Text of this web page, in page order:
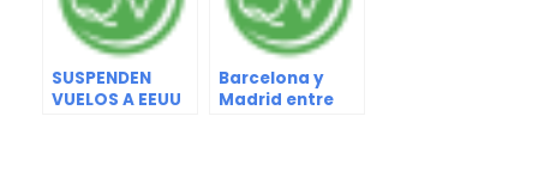
SUSPENDEN
VUELOS A EEUU
Barcelona y
Madrid entre